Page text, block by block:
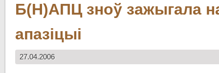
Б(Н)АПЦ зноў зажыгала
апазіцыі
27.04.2006